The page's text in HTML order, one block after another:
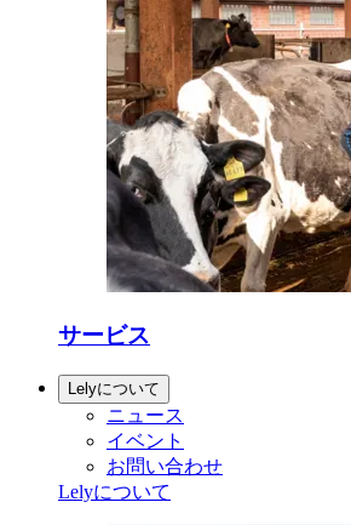
サービス
Lelyについて
ニュース
イベント
お問い合わせ
Lelyについて